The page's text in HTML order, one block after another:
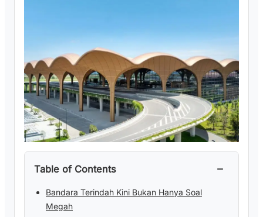
Table of Contents −
Bandara Terindah Kini Bukan Hanya Soal
Megah